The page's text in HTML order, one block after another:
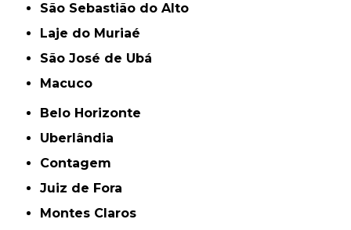
São Sebastião do Alto
Laje do Muriaé
São José de Ubá
Macuco
Belo Horizonte
Uberlândia
Contagem
Juiz de Fora
Montes Claros